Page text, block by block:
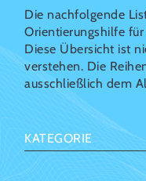
Die nachfolgende
Orientierungshilfe
Diese Übersicht ist
verstehen. Die
ausschließlich dem
KATEGORIE